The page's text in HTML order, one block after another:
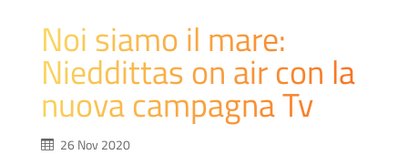
Noi siamo il mare:
Nieddittas on air con la
nuova campagna Tv
26 Nov 2020